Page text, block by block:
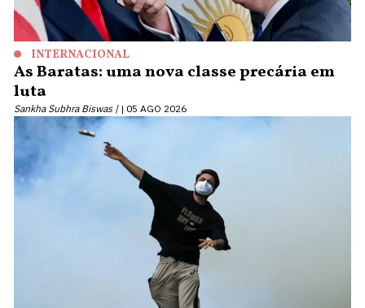
INTERNACIONAL
As Baratas: uma nova classe precária em
luta
Sankha Subhra Biswas | 05 AGO 2026